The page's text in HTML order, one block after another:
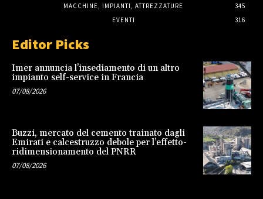
MACCHINE, IMPIANTI, ATTREZZATURE
345
EVENTI
316
Editor Picks
Imer annuncia l’insediamento di un altro
impianto self-service in Francia
07/08/2026
Buzzi, mercato del cemento trainato dagli
Emirati e calcestruzzo debole per l’effetto-
ridimensionamento del PNRR
07/08/2026